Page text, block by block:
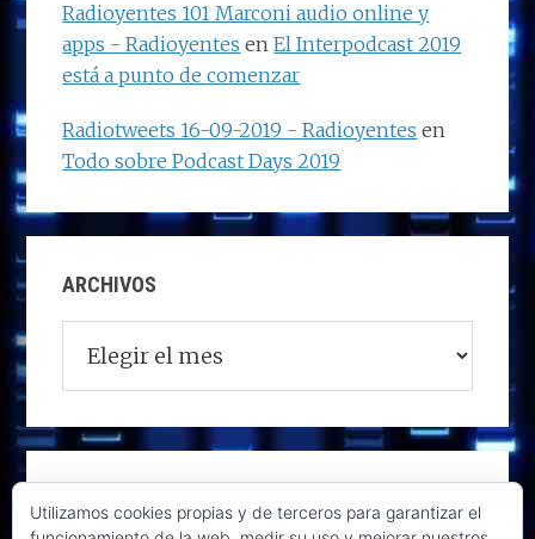
Radioyentes 101 Marconi audio online y
apps - Radioyentes enEl Interpodcast 2019
está a punto de comenzar
Radiotweets 16-09-2019 - Radioyentes en
Todo sobre Podcast Days 2019
ARCHIVOS
Utilizamos cookies propias y de terceros para garantizar el